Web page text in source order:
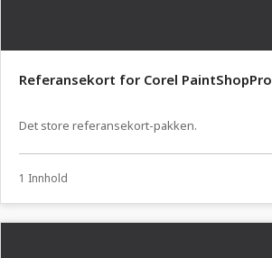
Referansekort for Corel PaintShopPro
Det store referansekort-pakken.
1 Innhold